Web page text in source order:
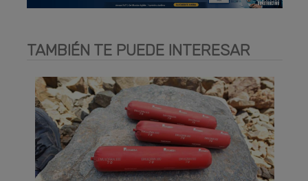
TAMBIÉN TE PUEDE INTERESAR